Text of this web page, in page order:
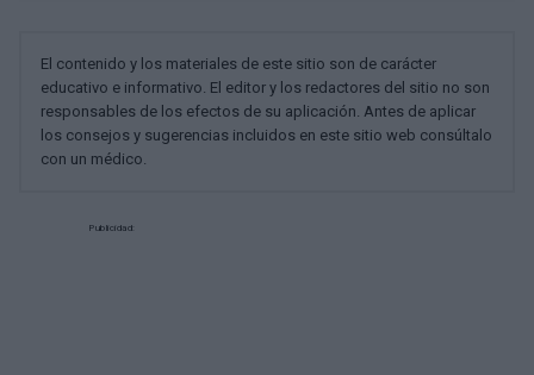
El contenido y los materiales de este sitio son de carácter
educativo e informativo. El editor y los redactores del sitio no son
responsables de los efectos de su aplicación. Antes de aplicar
los consejos y sugerencias incluidos en este sitio web consúltalo
con un médico.
Publicidad: